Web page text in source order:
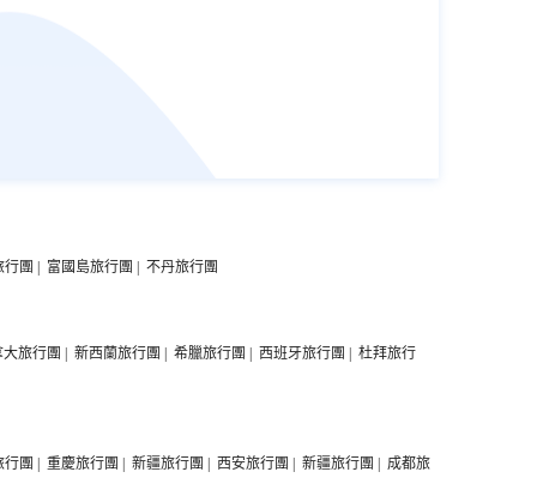
行團 | 富國島旅行團 | 不丹旅行團
旅行團 | 新西蘭旅行團 | 希臘旅行團 | 西班牙旅行團 | 杜拜旅行
行團 | 重慶旅行團 | 新疆旅行團 | 西安旅行團 | 新疆旅行團 | 成都旅